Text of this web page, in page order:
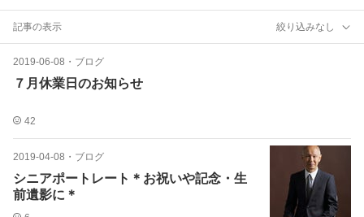
記事の表示 絞り込みなし
2019-06-08 ・ ブログ
７月休業日のお知らせ
42
2019-04-08 ・ ブログ
シニアポートレート＊お祝いや記念・生
前遺影に＊